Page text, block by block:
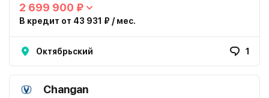
2 699 900 ₽
В кредит от 43 931 ₽ / мес.
Октябрьский 1
Changan